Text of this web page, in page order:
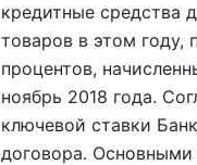
кредитные средства
товаров в этом году,
процентов,
ноябрь 2018 года.
ключевой ставки
договора. Основными